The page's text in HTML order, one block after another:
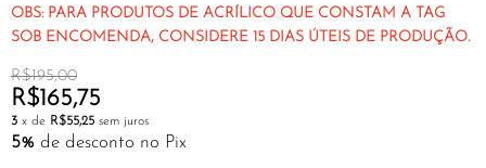
OBS: PARA PRODUTOS DE ACRÍLICO QUE CONSTAM A TAG
SOB ENCOMENDA, CONSIDERE 15 DIAS ÚTEIS DE PRODUÇÃO.
R$195,00
R$165,75
3 x de R$55,25 sem juros
5% de desconto no Pix